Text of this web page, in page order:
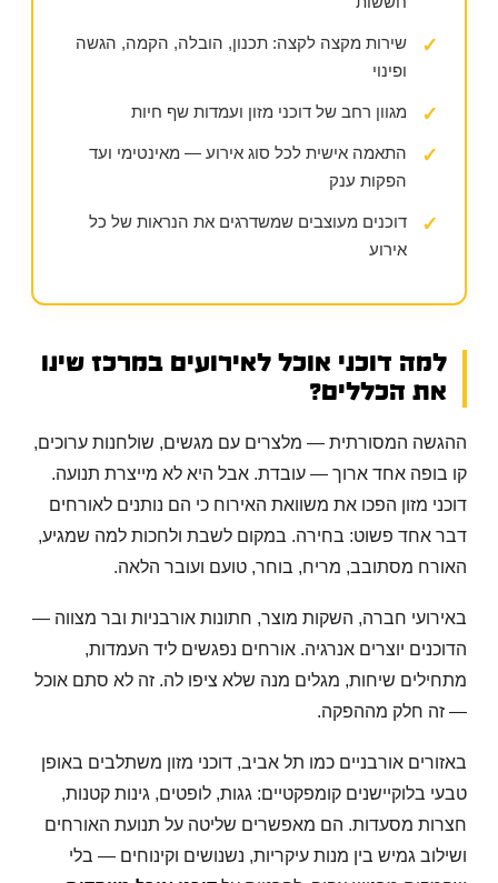
✓
שירות מקצה לקצה: תכנון, הובלה, הקמה, הגשה
ופינוי
✓ מגוון רחב של דוכני מזון ועמדות שף חיות
✓
התאמה אישית לכל סוג אירוע — מאינטימי ועד
הפקות ענק
✓
דוכנים מעוצבים שמשדרגים את הנראות של כל
אירוע
למה דוכני אוכל לאירועים במרכז שינו
את הכללים?
ההגשה המסורתית — מלצרים עם מגשים, שולחנות ערוכים,
קו בופה אחד ארוך — עובדת. אבל היא לא מייצרת תנועה.
דוכני מזון הפכו את משוואת האירוח כי הם נותנים לאורחים
דבר אחד פשוט: בחירה. במקום לשבת ולחכות למה שמגיע,
האורח מסתובב, מריח, בוחר, טועם ועובר הלאה.
באירועי חברה, השקות מוצר, חתונות אורבניות ובר מצווה —
הדוכנים יוצרים אנרגיה. אורחים נפגשים ליד העמדות,
מתחילים שיחות, מגלים מנה שלא ציפו לה. זה לא סתם אוכל
— זה חלק מההפקה.
באזורים אורבניים כמו תל אביב, דוכני מזון משתלבים באופן
טבעי בלוקיישנים קומפקטיים: גגות, לופטים, גינות קטנות,
חצרות מסעדות. הם מאפשרים שליטה על תנועת האורחים
ושילוב גמיש בין מנות עיקריות, נשנושים וקינוחים — בלי